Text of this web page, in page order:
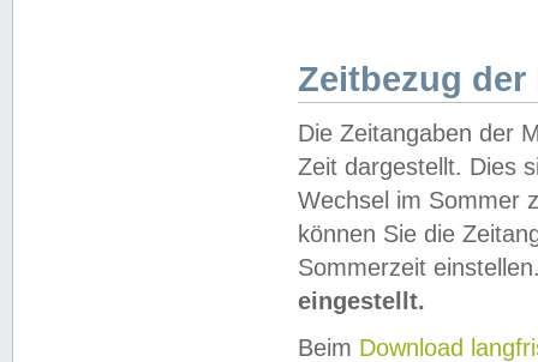
Zeitbezug der
Die Zeitangaben der
Zeit dargestellt. Dies
Wechsel im Sommer
können Sie die
Sommerzeit
eingestellt.
Beim Download